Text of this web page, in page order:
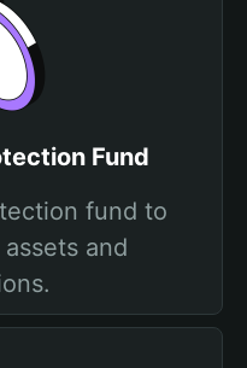
Fund
fund to
and